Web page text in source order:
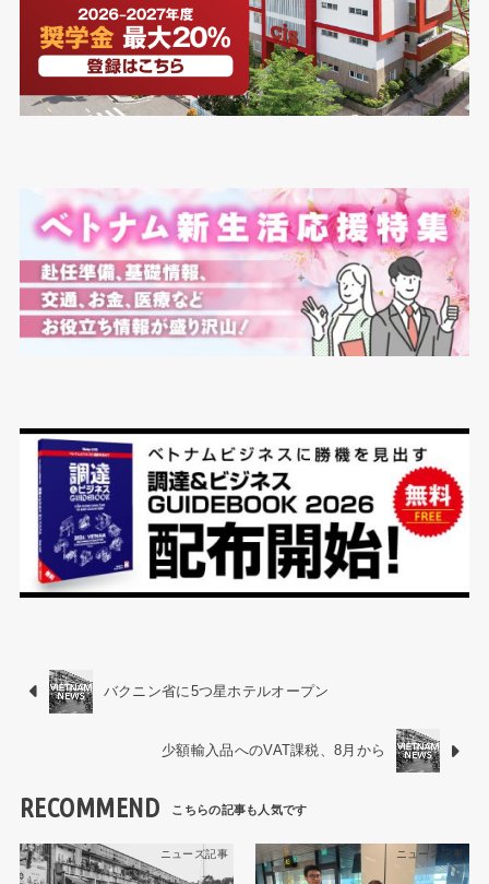
バクニン省に5つ星ホテルオープン
少額輸入品へのVAT課税、8月から
RECOMMEND
ニュース記事 ニュース記事